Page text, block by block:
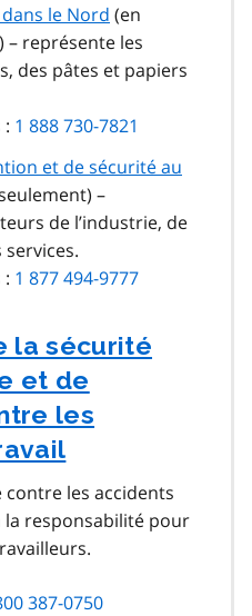
le Nord (en
– représente les
des pâtes et papiers
1 888 730-7821
et de sécurité au
–
de l’industrie, de
services.
1 877 494-9777
la sécurité
et de
les
contre les accidents
la responsabilité pour
387-0750